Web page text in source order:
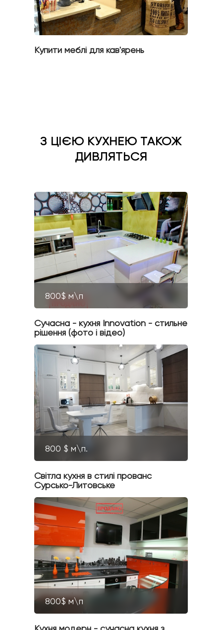
Купити меблі для кав'ярень
З ЦІЄЮ КУХНЕЮ ТАКОЖ
ДИВЛЯТЬСЯ
800$ м\п
Сучасна - кухня Innovation - стильне
рішення (фото і відео)
800 $ м\п.
Світла кухня в стилі прованс
Сурсько-Литовське
800$ м\п